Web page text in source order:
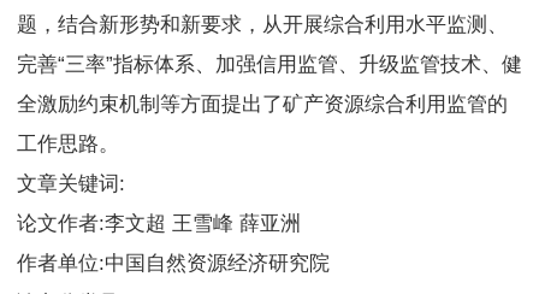
题，结合新形势和新要求，从开展综合利用水平监测、
完善“三率”指标体系、加强信用监管、升级监管技术、健
全激励约束机制等方面提出了矿产资源综合利用监管的
工作思路。
文章关键词:
论文作者:李文超 王雪峰 薛亚洲
作者单位:中国自然资源经济研究院